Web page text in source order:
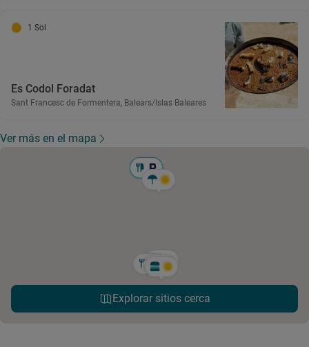
1 Sol
Es Codol Foradat
Sant Francesc de Formentera, Balears/Islas Baleares
Ver más en el mapa
Explorar sitios cerca